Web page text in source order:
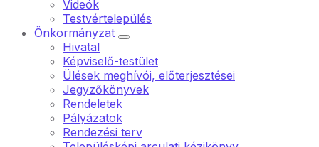
Videók
Testvértelepülés
Önkormányzat
Hivatal
Képviselő-testület
Ülések meghívói, előterjesztései
Jegyzőkönyvek
Rendeletek
Pályázatok
Rendezési terv